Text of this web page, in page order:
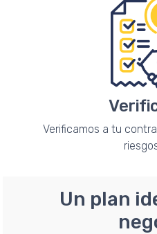
Verificamos a tu
Un plan